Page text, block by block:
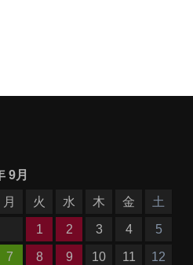
9月
月 火 水 木 金
土
1
2 3 4
5
7 8 9 10 11
12